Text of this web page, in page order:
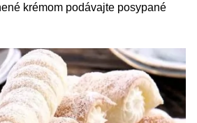
krémom podávajte posypané